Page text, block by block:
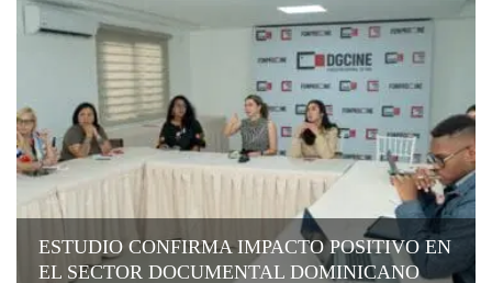
ESTUDIO CONFIRMA IMPACTO POSITIVO EN
EL SECTOR DOCUMENTAL DOMINICANO